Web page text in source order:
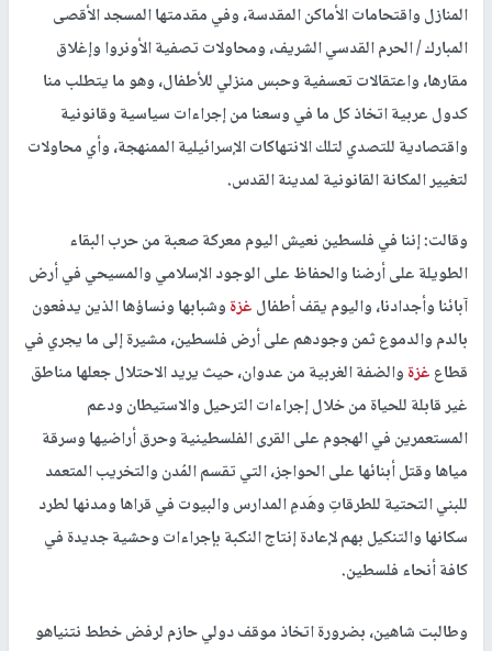
المنازل واقتحامات الأماكن المقدسة، وفي مقدمتها المسجد الأقصى
المبارك / الحرم القدسي الشريف، ومحاولات تصفية الأونروا وإغلاق
مقارها، واعتقالات تعسفية وحبس منزلي للأطفال، وهو ما يتطلب منا
كدول عربية اتخاذ كل ما في وسعنا من إجراءات سياسية وقانونية
واقتصادية للتصدي لتلك الانتهاكات الإسرائيلية الممنهجة، وأي محاولات
لتغيير المكانة القانونية لمدينة القدس.
وقالت: إننا في فلسطين نعيش اليوم معركة صعبة من حرب البقاء
الطويلة على أرضنا والحفاظ على الوجود الإسلامي والمسيحي في أرض
آبائنا وأجدادنا، واليوم يقف أطفالغزةوشبابها ونساؤها الذين يدفعون
بالدم والدموع ثمن وجودهم على أرض فلسطين، مشيرة إلى ما يجري في
قطاعغزةوالضفة الغربية من عدوان، حيث يريد الاحتلال جعلها مناطق
غير قابلة للحياة من خلال إجراءات الترحيل والاستيطان ودعم
المستعمرين في الهجوم على القرى الفلسطينية وحرق أراضيها وسرقة
مياها وقتل أبنائها على الحواجز، التي تقسم المُدن والتخريب المتعمد
للبني التحتية للطرقاتِ وهَدمِ المدارس والبيوت في قراها ومدنها لطرد
سكانها والتنكيل بهم لإعادة إنتاج النكبة بإجراءات وحشية جديدة في
كافة أنحاء فلسطين.
وطالبت شاهين، بضرورة اتخاذ موقف دولي حازم لرفض خطط نتنياهو